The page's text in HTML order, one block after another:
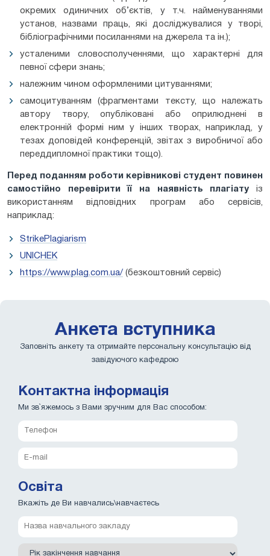
окремих одиничних об’єктів, у т.ч. найменуваннями
установ, назвами праць, які досліджувалися у творі,
бібліографічними посиланнями на джерела та ін.);
усталеними словосполученнями, що характерні для
певної сфери знань;
належним чином оформленими цитуваннями;
самоцитуванням (фрагментами тексту, що належать
автору твору, опубліковані або оприлюднені в
електронній формі ним у інших творах, наприклад, у
тезах доповідей конференцій, звітах з виробничої або
переддипломної практики тощо).
Перед поданням роботи керівникові студент повинен
самостійно перевірити її на наявність плагіату із
використанням відповідних програм або сервісів,
наприклад:
StrikePlagiarism
UNICHEK
https://www.plag.com.ua/ (безкоштовний сервіс)
Анкета вступника
Заповніть анкету та отримайте персональну консультацію від
завідуючого кафедрою
Контактна інформація
Ми зв`яжемось з Вами зручним для Вас способом:
Освіта
Вкажіть де Ви навчались\навчаєтесь